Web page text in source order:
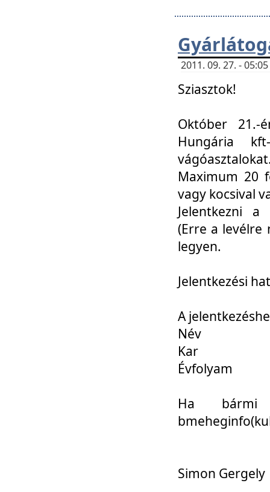
2011. 09. 27. -
Sziasztok!
Október 21.-
Hungária
Maximum 20
vagy kocsival
Jelentkezni a
(Erre a levélre
legyen.
Jelentkezési
A
Név
Kar
Évfolyam
Ha
Simon Gergely